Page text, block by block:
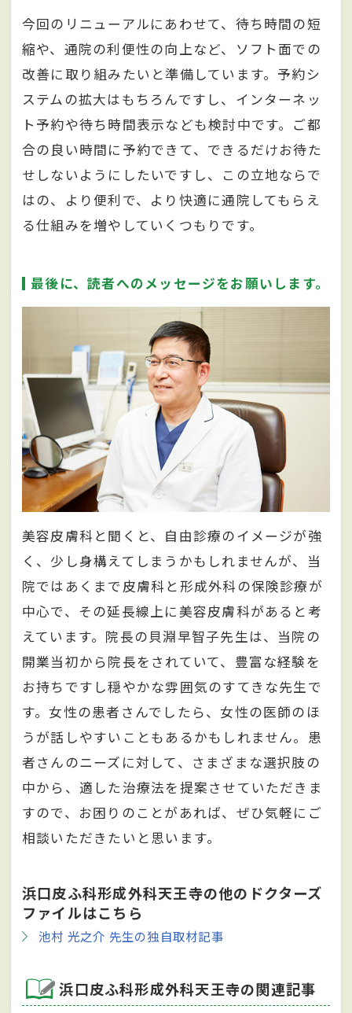
今回のリニューアルにあわせて、待ち時間の短
縮や、通院の利便性の向上など、ソフト面での
改善に取り組みたいと準備しています。予約シ
ステムの拡大はもちろんですし、インターネッ
ト予約や待ち時間表示なども検討中です。ご都
合の良い時間に予約できて、できるだけお待た
せしないようにしたいですし、この立地ならで
はの、より便利で、より快適に通院してもらえ
る仕組みを増やしていくつもりです。
最後に、読者へのメッセージをお願いします。
美容皮膚科と聞くと、自由診療のイメージが強
く、少し身構えてしまうかもしれませんが、当
院ではあくまで皮膚科と形成外科の保険診療が
中心で、その延長線上に美容皮膚科があると考
えています。院長の貝淵早智子先生は、当院の
開業当初から院長をされていて、豊富な経験を
お持ちですし穏やかな雰囲気のすてきな先生で
す。女性の患者さんでしたら、女性の医師のほ
うが話しやすいこともあるかもしれません。患
者さんのニーズに対して、さまざまな選択肢の
中から、適した治療法を提案させていただきま
すので、お困りのことがあれば、ぜひ気軽にご
相談いただきたいと思います。
浜口皮ふ科形成外科天王寺の他のドクターズ
ファイルはこちら
池村 光之介 先生の独自取材記事
浜口皮ふ科形成外科天王寺の関連記事